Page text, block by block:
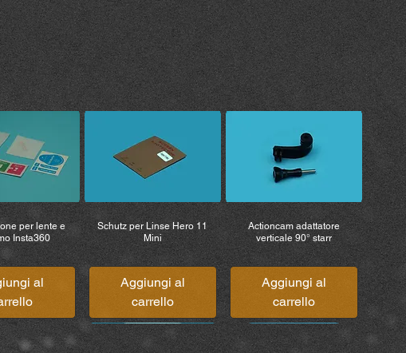
pretese e rimborso dei costi (incluse le
MiBike – Mike Becker non è pertanto
per lesioni, decessi, perdite o danni a
o oggetti appartenenti a voi o a terzi
durante l’uso del prodotto.
per lente e
Insta360
al
Schutz per Linse Hero 11
Mini
Aggiungi al
carrello
Actioncam adattatore
verticale 90° starr
Aggiungi al
carrello